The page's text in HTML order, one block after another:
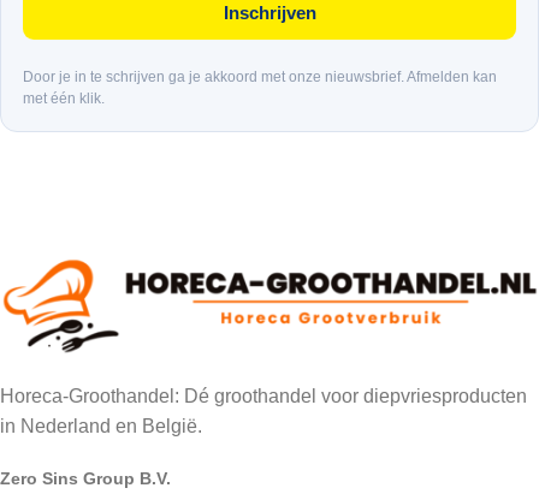
Inschrijven
Door je in te schrijven ga je akkoord met onze nieuwsbrief. Afmelden kan
met één klik.
Horeca-Groothandel: Dé groothandel voor diepvriesproducten
in Nederland en België.
Zero Sins Group B.V.